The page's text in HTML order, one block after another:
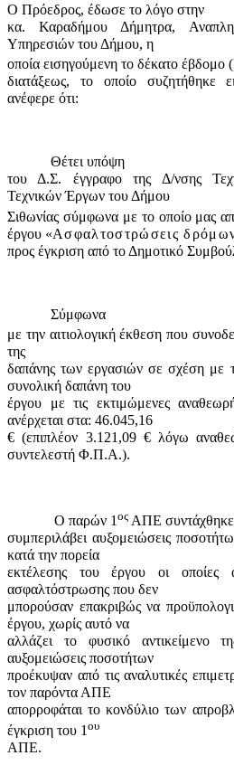
Ο Πρόεδρος, έδωσε το λόγο στην
κα. Καραδήμου Δήμητρα,
Υπηρεσιών του Δήμου, η
οποία εισηγούμενη το δέκατο έβδομο
διατάξεως, το οποίο συζητήθηκε
ανέφερε ότι:
Θέτει υπόψη
του Δ.Σ. έγγραφο της Δ/νσης
Τεχνικών Έργων του Δήμου
Σιθωνίας σύμφωνα με το οποίο μας
έργου «Ασφαλτοστρώσεις
προς έγκριση από το Δημοτικό
Σύμφωνα
με την αιτιολογική έκθεση που
της
δαπάνης των εργασιών σε σχέση με
συνολική δαπάνη του
έργου με τις εκτιμώμενες
ανέρχεται στα: 46.045,16
€ (επιπλέον 3.121,09 € λόγω
συντελεστή Φ.Π.Α.).
Ο παρών 1 ος ΑΠΕ συντάχθηκε
συμπεριλάβει αυξομειώσεις
κατά την πορεία
εκτέλεσης του έργου οι οποίες
ασφαλτόστρωσης που δεν
μπορούσαν επακριβώς να
έργου, χωρίς αυτό να
αλλάζει το φυσικό αντικείμενο
αυξομειώσεις ποσοτήτων
προέκυψαν από τις αναλυτικές
τον παρόντα ΑΠΕ
απορροφάται το κονδύλιο των
έγκριση του 1 ου
ΑΠΕ.